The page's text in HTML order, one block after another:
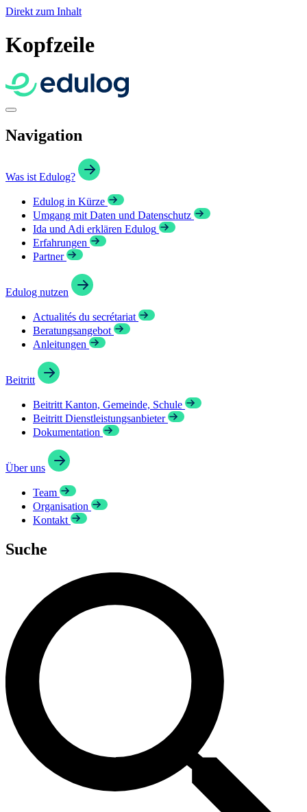
Direkt zum Inhalt
Kopfzeile
Navigation
Was ist Edulog?
Edulog in Kürze
Umgang mit Daten und Datenschutz
Ida und Adi erklären Edulog
Erfahrungen
Partner
Edulog nutzen
Actualités du secrétariat
Beratungsangebot
Anleitungen
Beitritt
Beitritt Kanton, Gemeinde, Schule
Beitritt Dienstleistungsanbieter
Dokumentation
Über uns
Team
Organisation
Kontakt
Suche